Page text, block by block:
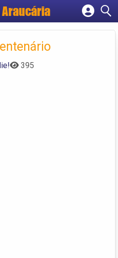
Araucária
empresa
conta
395